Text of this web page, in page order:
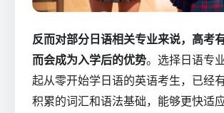
反而对部分日语相关专业来说，高考
而会成为入学后的优势。选择日语专
起从零开始学日语的英语考生，已经
积累的词汇和语法基础，能够更快适